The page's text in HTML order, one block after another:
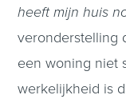
heeft mijn huis
veronderstelling
een woning niet
werkelijkheid is